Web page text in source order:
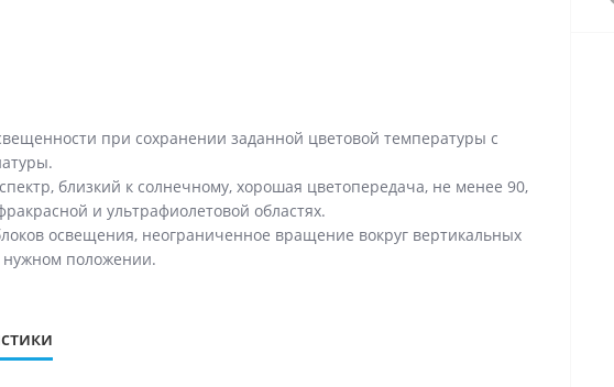
при сохранении заданной цветовой температуры с
близкий к солнечному, хорошая цветопередача, не менее 90,
и ультрафиолетовой областях.
освещения, неограниченное вращение вокруг вертикальных
нужном положении.